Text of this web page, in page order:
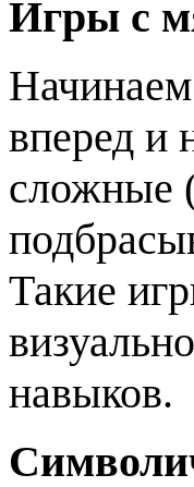
Игры с
вперед и
сложные
Такие
навыков.